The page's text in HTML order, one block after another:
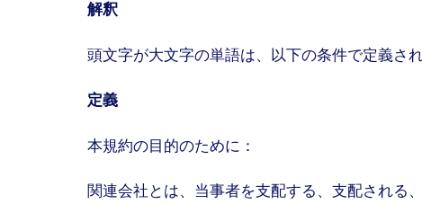
解釈
頭文字が大文字の単語は、以下の条件で定義さ
定義
本規約の目的のために：
関連会社とは、当事者を支配する、支配される